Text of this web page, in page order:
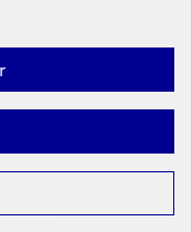
(cookies)
site sont sous